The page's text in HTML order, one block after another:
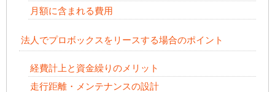
月額に含まれる費用
法人でプロボックスをリースする場合のポイント
経費計上と資金繰りのメリット
走行距離・メンテナンスの設計